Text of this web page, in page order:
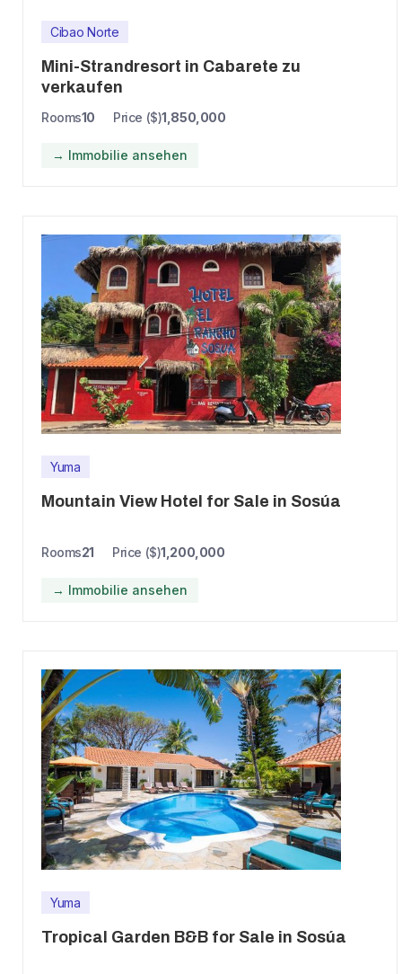
Cibao Norte
Mini-Strandresort in Cabarete zu
verkaufen
Rooms10 Price ($)1,850,000
→ Immobilie ansehen
Yuma
Mountain View Hotel for Sale in Sosúa
Rooms21 Price ($)1,200,000
→ Immobilie ansehen
Yuma
Tropical Garden B&B for Sale in Sosúa